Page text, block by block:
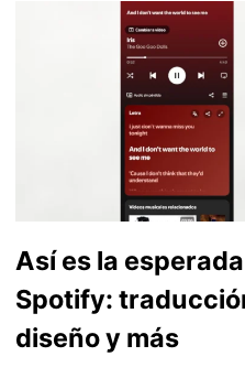
Así es la
Spotify:
diseño y más